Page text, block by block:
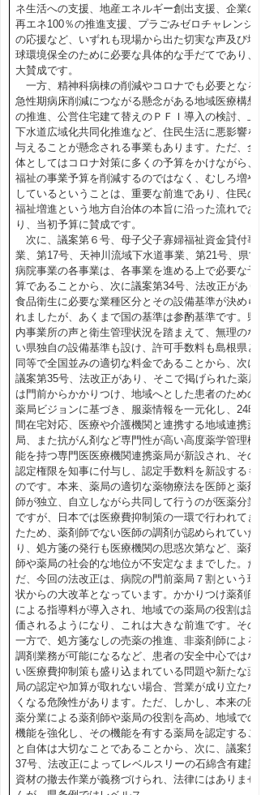
ネ生活への支援、地産エネルギー創出支援、企業の
再エネ100％の推進支援、プラごみゼロチャレンジ
の応援など、いずれも現場から出た切実な声及び地
球環境保全のために必要な具体的な手だてであり、
大賛成です。
一方、精神科病棟の削減やコロナでも必要となる
急性期病床削減につながる懸念がある地域医療構想
の推進、公営住宅建て替えのＰＦＩ導入の検討、上
下水道広域化共同化推進など、住民生活に悪影響を
与えることが懸念される事業もあります。ただ、全
体としてはコロナ対策に多くの予算をかけながら、
福祉の事業予算を削減するのではなく、むしろ増や
しているということは、重要な前進であり、住民の
福祉増進という地方自治体の本旨に沿った流れであ
り、当初予算に賛成です。
次に、議案第６号、母子父子寡婦福祉資金貸付事
業、第17号、天神川流域下水道事業、第21号、県営
病院事業の各事業は、各事業を進める上で必要な予
算であることから、次に議案第34号、法改正があり
食品衛生に必要な業種区分とその設備基準が決めら
れましたが、あくまで国の基準は参酌基準です。県
内事業所の声と衛生管理状況を踏まえて、無理のな
い県独自の設備基準も設け、許可手数料も島根県と
同等で全国並みの適切な料金であることから、次に
議案第35号、法改正があり、そこで掲げられた薬局
は門前からかかりつけ、地域へとした患者のための
薬局ビジョンに基づき、服薬情報を一元化し、24時
間在宅対応、医療や介護機関と連携する地域連携薬
局、また抗がん剤など専門性が高い高度薬学管理機
能を持つ専門医医療機関連携薬局が新設され、その
認定権限を知事に付与し、認定手数料を新設するも
のです。本来、薬局の適切な薬物療法を医師と薬剤
師が独立、自立しながら共同して行うのが医薬分業
ですが、日本では医療費抑制策の一環で行われてき
たため、薬剤師でない医師の調剤が認められていた
り、処方箋の発行も医療機関の思惑次第など、薬剤
師や薬局の社会的な地位が不安定なままでした。た
だ、今回の法改正は、病院の門前薬局７割という現
状からの大改革となっています。かかりつけ薬剤師
による指導料が導入され、地域での薬局の役割は評
価されるようになり、これは大きな前進です。その
一方で、処方箋なしの売薬の推進、非薬剤師による
調剤業務が可能になるなど、患者の安全中心ではな
い医療費抑制策も盛り込まれている問題や新たな薬
局の認定や加算が取れない場合、営業が成り立たな
くなる危険性があります。ただ、しかし、本来の医
薬分業による薬剤師や薬局の役割を高め、地域での
機能を強化し、その機能を有する薬局を認定するこ
と自体は大切なことであることから、次に、議案第
37号、法改正によってレベルスリーの石綿含有建設
資材の撤去作業が義務づけられ、法律にはありませ